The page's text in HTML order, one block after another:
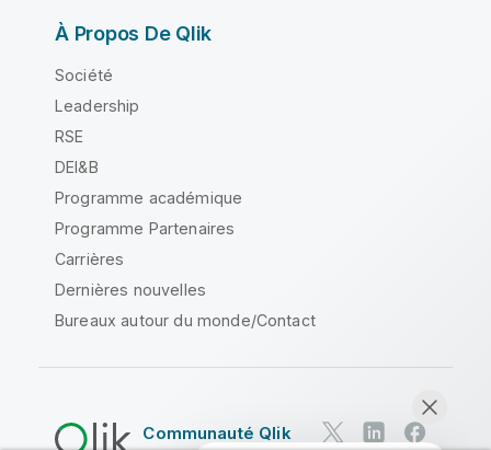
À Propos De Qlik
Société
Leadership
RSE
DEI&B
Programme académique
Programme Partenaires
Carrières
Dernières nouvelles
Bureaux autour du monde/Contact
Communauté Qlik